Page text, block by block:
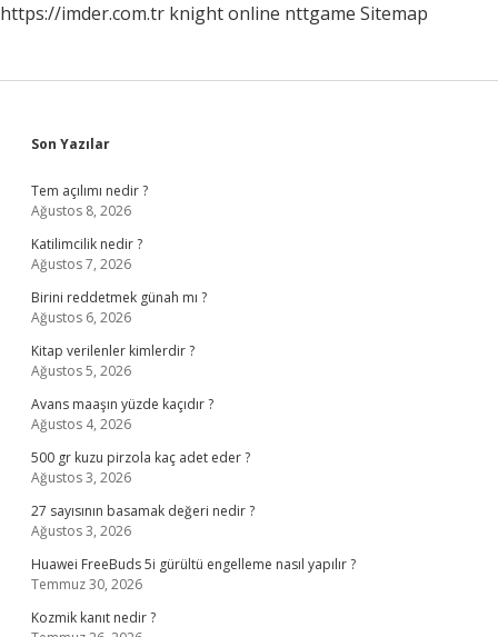
https://imder.com.tr knight online nttgame Sitemap
Sidebar
Son Yazılar
Tem açılımı nedir ?
Ağustos 8, 2026
Katilimcilik nedir ?
Ağustos 7, 2026
Birini reddetmek günah mı ?
Ağustos 6, 2026
Kitap verilenler kimlerdir ?
Ağustos 5, 2026
Avans maaşın yüzde kaçıdır ?
Ağustos 4, 2026
500 gr kuzu pirzola kaç adet eder ?
Ağustos 3, 2026
27 sayısının basamak değeri nedir ?
Ağustos 3, 2026
Huawei FreeBuds 5i gürültü engelleme nasıl yapılır ?
Temmuz 30, 2026
Kozmik kanıt nedir ?